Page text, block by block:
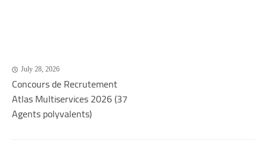
July 28, 2026
Concours de Recrutement
Atlas Multiservices 2026 (37
Agents polyvalents)